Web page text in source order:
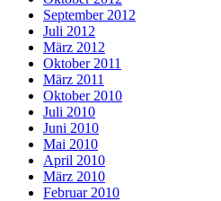
September 2012
Juli 2012
März 2012
Oktober 2011
März 2011
Oktober 2010
Juli 2010
Juni 2010
Mai 2010
April 2010
März 2010
Februar 2010